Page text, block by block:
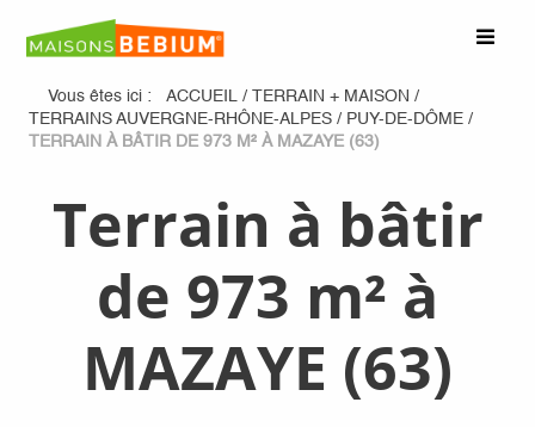
Vous êtes ici : ACCUEIL / TERRAIN + MAISON /
TERRAINS AUVERGNE-RHÔNE-ALPES / PUY-DE-DÔME /
TERRAIN À BÂTIR DE 973 M² À MAZAYE (63)
Terrain à bâtir
de 973 m² à
MAZAYE (63)